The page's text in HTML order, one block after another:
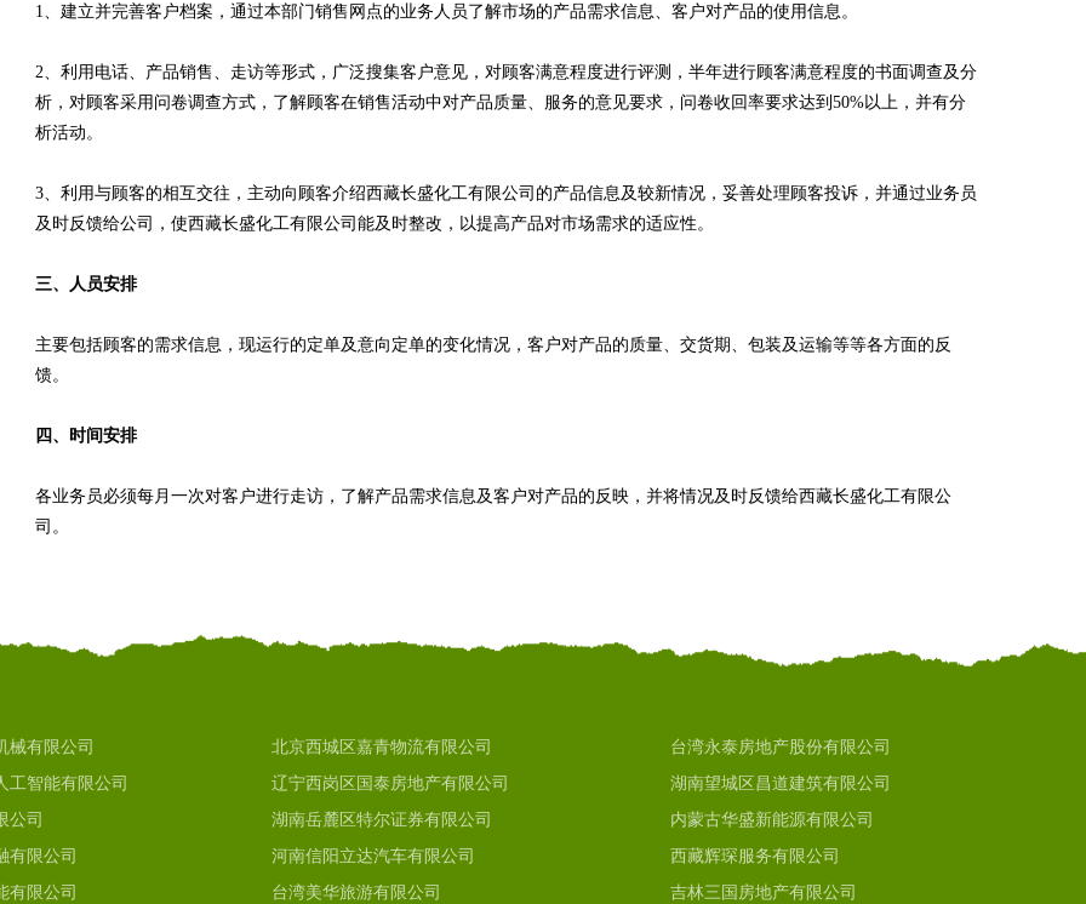
1、建立并完善客户档案，通过本部门销售网点的业务人员了解市场的产品需求信息、客户对产品的使用信息。
2、利用电话、产品销售、走访等形式，广泛搜集客户意见，对顾客满意程度进行评测，半年进行顾客满意程度的书面调查及分
析，对顾客采用问卷调查方式，了解顾客在销售活动中对产品质量、服务的意见要求，问卷收回率要求达到50%以上，并有分
析活动。
3、利用与顾客的相互交往，主动向顾客介绍西藏长盛化工有限公司的产品信息及较新情况，妥善处理顾客投诉，并通过业务员
及时反馈给公司，使西藏长盛化工有限公司能及时整改，以提高产品对市场需求的适应性。
三、人员安排
主要包括顾客的需求信息，现运行的定单及意向定单的变化情况，客户对产品的质量、交货期、包装及运输等等各方面的反
馈。
四、时间安排
各业务员必须每月一次对客户进行走访，了解产品需求信息及客户对产品的反映，并将情况及时反馈给西藏长盛化工有限公
司。
械有限公司 北京西城区嘉青物流有限公司
台湾永泰房地产股份有限公司
工智能有限公司
辽宁西岗区国泰房地产有限公司
湖南望城区昌道建筑有限公司
公司
湖南岳麓区特尔证券有限公司
内蒙古华盛新能源有限公司
有限公司
河南信阳立达汽车有限公司
西藏辉琛服务有限公司
有限公司
台湾美华旅游有限公司 吉林三国房地产有限公司